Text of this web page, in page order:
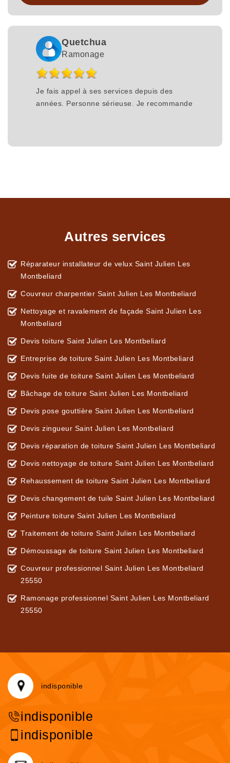
Quetchua
Ramonage
Je fais appel à ses services depuis des
années. Personne sérieuse. Je recommande
Autres services
Réparateur installateur de velux Saint Julien Les
Montbeliard
Couvreur charpentier Saint Julien Les Montbeliard
Nettoyage et ravalement de façade Saint Julien Les
Montbeliard
Devis toiture Saint Julien Les Montbeliard
Entreprise de toiture Saint Julien Les Montbeliard
Devis fuite de toiture Saint Julien Les Montbeliard
Bâchage de toiture Saint Julien Les Montbeliard
Devis pose gouttière Saint Julien Les Montbeliard
Devis zingueur Saint Julien Les Montbeliard
Devis réparation de toiture Saint Julien Les Montbeliard
Devis nettoyage de toiture Saint Julien Les Montbeliard
Rehaussement de toiture Saint Julien Les Montbeliard
Devis changement de tuile Saint Julien Les Montbeliard
Peinture toiture Saint Julien Les Montbeliard
Traitement de toiture Saint Julien Les Montbeliard
Démoussage de toiture Saint Julien Les Montbeliard
Couvreur professionnel Saint Julien Les Montbeliard
25550
Ramonage professionnel Saint Julien Les Montbeliard
25550
indisponible
indisponible
indisponible